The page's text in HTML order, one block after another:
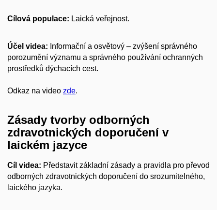
Cílová populace: Laická veřejnost.
Účel videa: Informační a osvětový – zvýšení správného
porozumění významu a správného používání ochranných
prostředků dýchacích cest.
Odkaz na video zde.
Zásady tvorby odborných
zdravotnických doporučení v
laickém jazyce
Cíl videa: Představit základní zásady a pravidla pro převod
odborných zdravotnických doporučení do srozumitelného,
laického jazyka.